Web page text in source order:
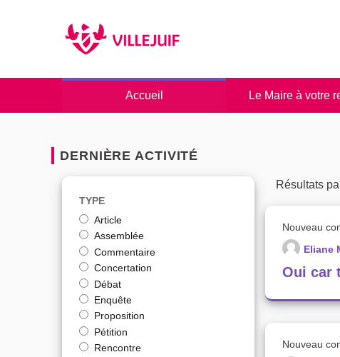
Accueil Le Maire à votre
DERNIÈRE ACTIVITÉ
TYPE
Article
Assemblée
Commentaire
Concertation
Débat
Enquête
Proposition
Pétition
Rencontre
Résultats
Nouveau
Eliane
Oui car
Nouveau